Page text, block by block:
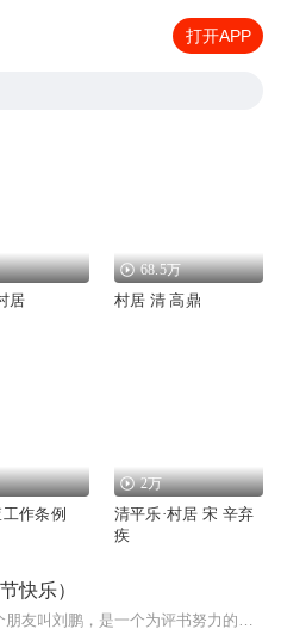
打开APP
居
68.5万
村居 清 高鼎
作条例
2万
清平乐·村居 宋 辛弃
疾
快乐）